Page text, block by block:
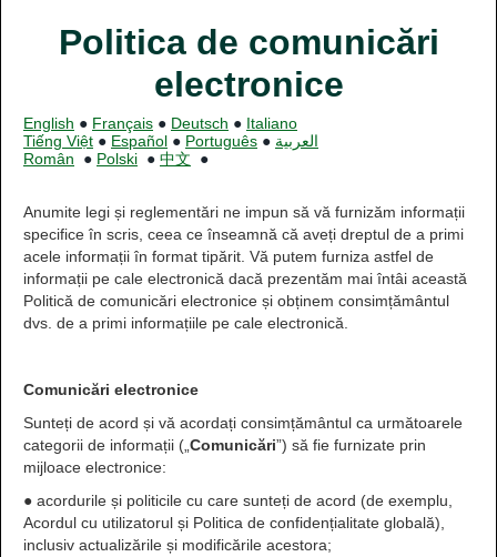
Politica de comunicări
electronice
English ● Français ● Deutsch ● Italiano
Tiếng Việt ● Español ● Português ● العربية
Român ● Polski ● 中文 ●
Anumite legi și reglementări ne impun să vă furnizăm informații
specifice în scris, ceea ce înseamnă că aveți dreptul de a primi
acele informații în format tipărit. Vă putem furniza astfel de
informații pe cale electronică dacă prezentăm mai întâi această
Politică de comunicări electronice și obținem consimțământul
dvs. de a primi informațiile pe cale electronică.
Comunicări electronice
Sunteți de acord și vă acordați consimțământul ca următoarele
categorii de informații („ Comunicări”) să fie furnizate prin
mijloace electronice:
● acordurile și politicile cu care sunteți de acord (de exemplu,
Acordul cu utilizatorul și Politica de confidențialitate globală),
inclusiv actualizările și modificările acestora;